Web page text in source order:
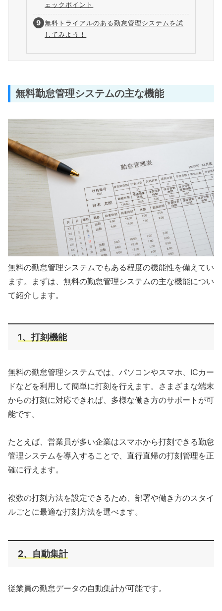
ェックポイント
無料トライアルのある勤怠管理システムを試
してみよう！
無料勤怠管理システムの主な機能
無料の勤怠管理システムでもある程度の機能性を備えてい
ます。まずは、無料の勤怠管理システムの主な機能につい
て紹介します。
1、打刻機能
無料の勤怠管理システムでは、パソコンやスマホ、ICカー
ドなどを利用して簡単に打刻を行えます。さまざまな端末
からの打刻に対応できれば、多様な働き方のサポートが可
能です。
たとえば、営業員が多い企業はスマホから打刻できる勤怠
管理システムを導入することで、直行直帰の打刻管理を正
確に行えます。
複数の打刻方法を設定できるため、部署や働き方のスタイ
ルごとに最適な打刻方法を選べます。
2、自動集計
従業員の勤怠データの自動集計が可能です。